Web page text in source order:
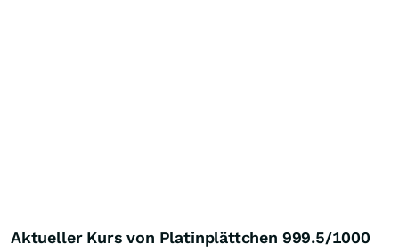
Aktueller Kurs von Platinplättchen 999.5/1000